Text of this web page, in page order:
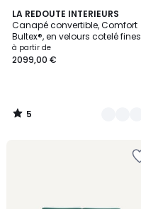
LA REDOUTE INTERIEURS
Canapé convertible, Comfort
Bultex®, en velours cotelé fines
cotes, CECILIA
à partir de
2099,00 €
5
/
5
5
Couleurs
5
/